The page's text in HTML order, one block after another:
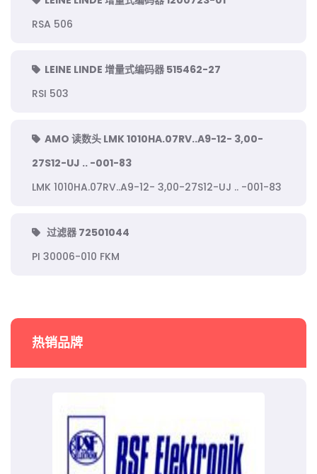
RSA 506
LEINE LINDE 增量式编码器 515462-27
RSI 503
AMO 读数头 LMK 1010HA.07RV..A9-12- 3,00-
27S12-UJ .. -001-83
LMK 1010HA.07RV..A9-12- 3,00-27S12-UJ .. -001-83
过滤器 72501044
PI 30006-010 FKM
热销品牌